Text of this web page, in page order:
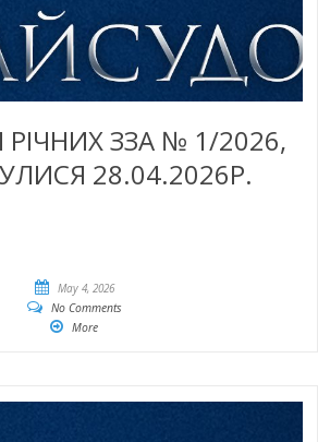
ЗЗА № 1/2026,
28.04.2026Р.
May 4, 2026
No Comments
More